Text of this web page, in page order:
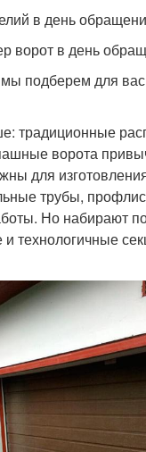
в день
ворот в день
мы подберем для
традиционные
ворота
для
трубы,
Но набирают
технологичные